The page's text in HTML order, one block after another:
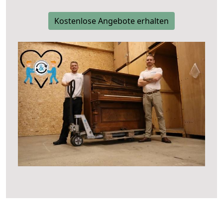
Kostenlose Angebote erhalten